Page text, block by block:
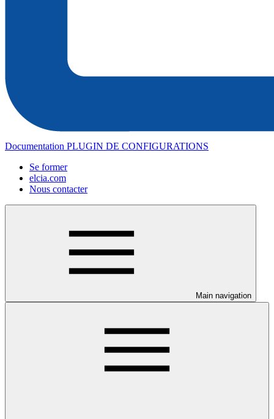
Documentation PLUGIN DE CONFIGURATIONS
Se former
elcia.com
Nous contacter
Main navigation